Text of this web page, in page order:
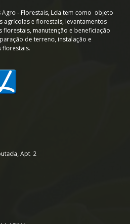
Agro - Florestais, Lda tem como objeto
agrícolas e florestais, levantamentos
florestais, manutenção e beneficiação
de terreno, instalação e
florestais.
Apt. 2